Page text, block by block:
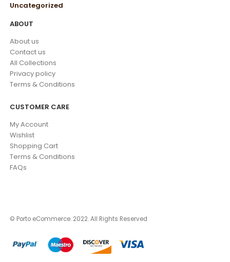
Uncategorized
ABOUT
About us
Contact us
All Collections
Privacy policy
Terms & Conditions
CUSTOMER CARE
My Account
Wishlist
Shopping Cart
Terms & Conditions
FAQs
© Porto eCommerce. 2022. All Rights Reserved